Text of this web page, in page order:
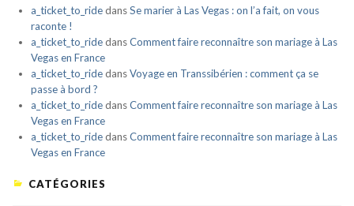
a_ticket_to_ridedansSe marier à Las Vegas : on l’a fait, on vous
raconte !
a_ticket_to_ridedansComment faire reconnaître son mariage à Las
Vegas en France
a_ticket_to_ridedansVoyage en Transsibérien : comment ça se
passe à bord ?
a_ticket_to_ridedansComment faire reconnaître son mariage à Las
Vegas en France
a_ticket_to_ridedansComment faire reconnaître son mariage à Las
Vegas en France
CATÉGORIES